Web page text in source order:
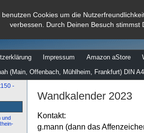
benutzen Cookies um die
verbessen. Durch Deinen Besuch stimmst
mal
Impressum Amazon aStore
(Main, Offenbach, Mühlheim, Frankfurt) DIN
und
Wandkalender 2023
Kontakt:
g.mann (dann das